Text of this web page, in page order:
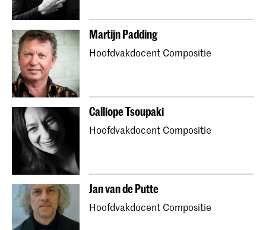
Martijn Padding
Hoofdvakdocent Compositie
Calliope Tsoupaki
Hoofdvakdocent Compositie
Jan van de Putte
Hoofdvakdocent Compositie